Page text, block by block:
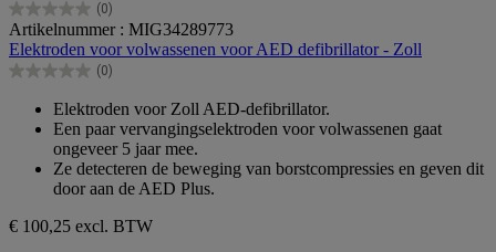
(0)
0.0
van
de
5
Artikelnummer : MIG34289773
Elektroden voor volwassenen voor AED defibrillator - Zoll
(0)
0.0
sterren.
Elektroden voor Zoll AED-defibrillator.
Een paar vervangingselektroden voor volwassenen gaat
ongeveer 5 jaar mee.
Ze detecteren de beweging van borstcompressies en geven dit
door aan de AED Plus.
€ 100,25 excl. BTW